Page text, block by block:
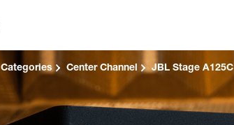
Categories Center Channel JBL Stage A125C